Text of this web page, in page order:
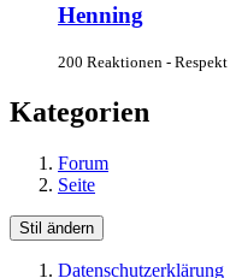
Henning
200 Reaktionen - Respekt
Kategorien
Forum
Seite
Stil ändern
Datenschutzerklärung